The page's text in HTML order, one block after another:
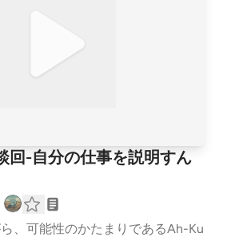
回-自分の仕事を説明すん
、可能性のかたまりであるAh-Ku